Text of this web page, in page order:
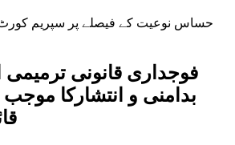
فوجداری قانونی
بدامنی و انتشارکا موجب